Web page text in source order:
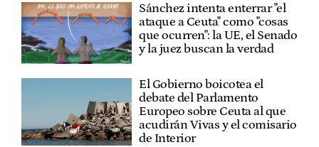
Sánchez intenta enterrar "el
ataque a Ceuta" como "cosas
que ocurren": la UE, el Senado
y la juez buscan la verdad
El Gobierno boicotea el
debate del Parlamento
Europeo sobre Ceuta al que
acudirán Vivas y el comisario
de Interior